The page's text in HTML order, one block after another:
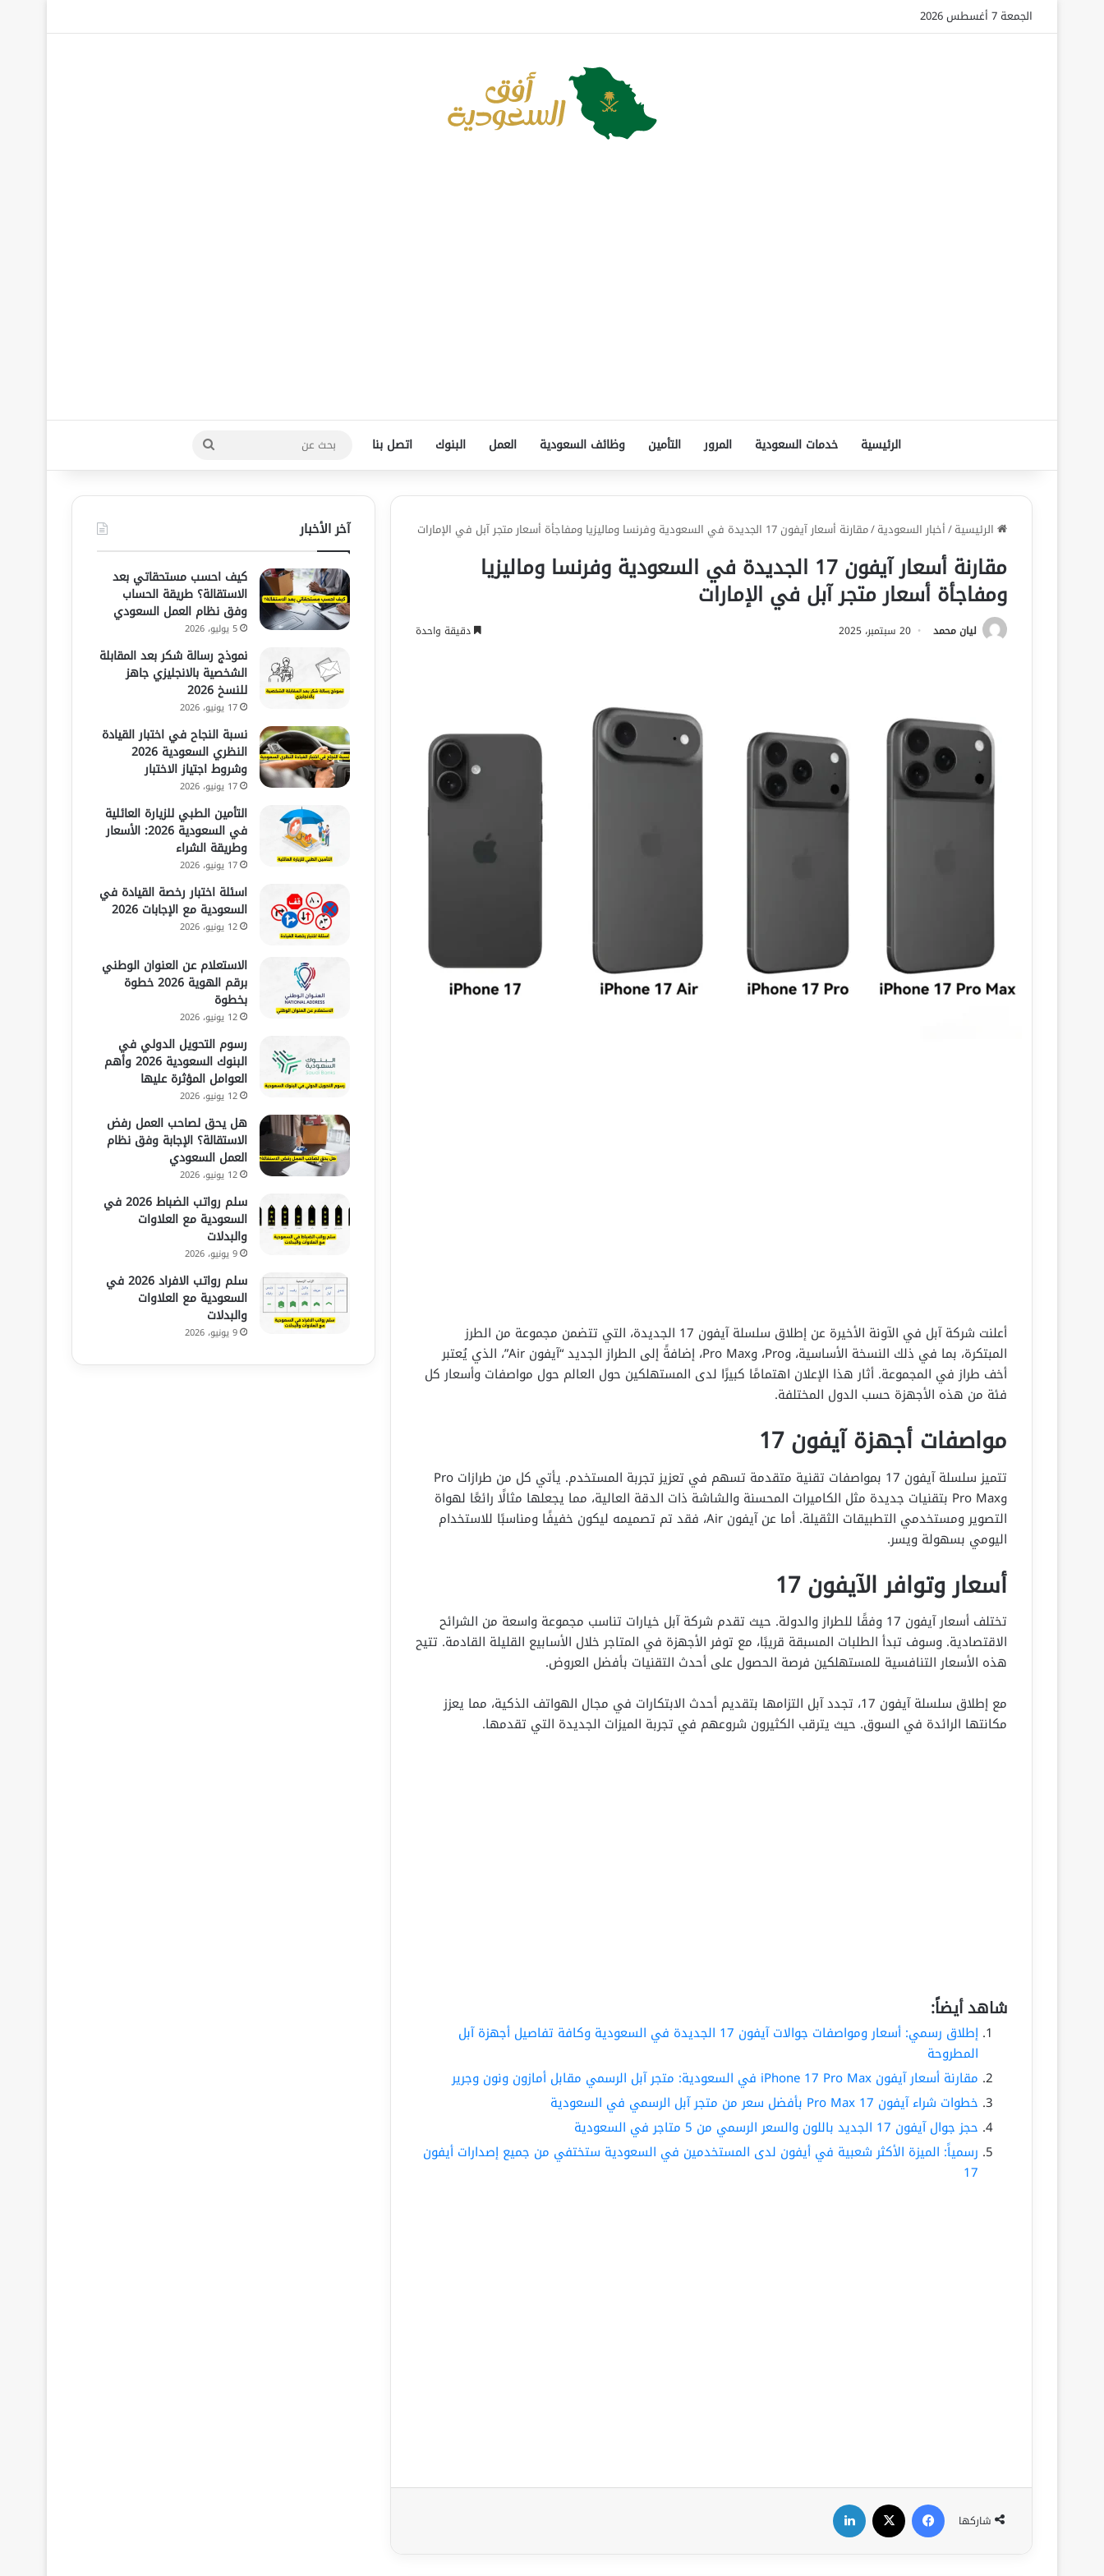
الجمعة 7 أغسطس 2026
الرئيسية خدمات السعودية المرور التأمين وظائف السعودية العمل البنوك اتصل بنا
بحث
عن
الرئيسية/أخبار السعودية/مقارنة أسعار آيفون 17 الجديدة في السعودية وفرنسا وماليزيا ومفاجأة أسعار متجر آبل في الإمارات
مقارنة أسعار آيفون 17 الجديدة في السعودية وفرنسا وماليزيا
ومفاجأة أسعار متجر آبل في الإمارات
ليان محمد 20 سبتمبر، 2025 دقيقة واحدة
أعلنت شركة آبل في الآونة الأخيرة عن إطلاق سلسلة آيفون 17 الجديدة، التي تتضمن مجموعة من الطرز
المبتكرة، بما في ذلك النسخة الأساسية، وPro، وPro Max، إضافةً إلى الطراز الجديد “آيفون Air”، الذي يُعتبر
أخف طراز في المجموعة. أثار هذا الإعلان اهتمامًا كبيرًا لدى المستهلكين حول العالم حول مواصفات وأسعار كل
فئة من هذه الأجهزة حسب الدول المختلفة.
مواصفات أجهزة آيفون 17
تتميز سلسلة آيفون 17 بمواصفات تقنية متقدمة تسهم في تعزيز تجربة المستخدم. يأتي كل من طرازات Pro
وPro Max بتقنيات جديدة مثل الكاميرات المحسنة والشاشة ذات الدقة العالية، مما يجعلها مثالًا رائعًا لهواة
التصوير ومستخدمي التطبيقات الثقيلة. أما عن آيفون Air، فقد تم تصميمه ليكون خفيفًا ومناسبًا للاستخدام
اليومي بسهولة ويسر.
أسعار وتوافر الآيفون 17
تختلف أسعار آيفون 17 وفقًا للطراز والدولة. حيث تقدم شركة آبل خيارات تناسب مجموعة واسعة من الشرائح
الاقتصادية. وسوف تبدأ الطلبات المسبقة قريبًا، مع توفر الأجهزة في المتاجر خلال الأسابيع القليلة القادمة. تتيح
هذه الأسعار التنافسية للمستهلكين فرصة الحصول على أحدث التقنيات بأفضل العروض.
مع إطلاق سلسلة آيفون 17، تجدد آبل التزامها بتقديم أحدث الابتكارات في مجال الهواتف الذكية، مما يعزز
مكانتها الرائدة في السوق. حيث يترقب الكثيرون شروعهم في تجربة الميزات الجديدة التي تقدمها.
شاهد أيضاً:
إطلاق رسمي: أسعار ومواصفات جوالات آيفون 17 الجديدة في السعودية وكافة تفاصيل أجهزة آبل
المطروحة
مقارنة أسعار آيفون iPhone 17 Pro Max في السعودية: متجر آبل الرسمي مقابل أمازون ونون وجرير
خطوات شراء آيفون 17 Pro Max بأفضل سعر من متجر آبل الرسمي في السعودية
حجز جوال آيفون 17 الجديد باللون والسعر الرسمي من 5 متاجر في السعودية
رسمياً: الميزة الأكثر شعبية في أيفون لدى المستخدمين في السعودية ستختفي من جميع إصدارات أيفون
17
شاركها
فيسبوك
آخر الأخبار
كيف احسب مستحقاتي بعد
الاستقالة؟ طريقة الحساب
وفق نظام العمل السعودي
5 يوليو، 2026
نموذج رسالة شكر بعد المقابلة
الشخصية بالانجليزي جاهز
للنسخ 2026
17 يونيو، 2026
نسبة النجاح في اختبار القيادة
النظري السعودية 2026
وشروط اجتياز الاختبار
17 يونيو، 2026
التأمين الطبي للزيارة العائلية
في السعودية 2026: الأسعار
وطريقة الشراء
17 يونيو، 2026
اسئلة اختبار رخصة القيادة في
السعودية مع الإجابات 2026
12 يونيو، 2026
الاستعلام عن العنوان الوطني
برقم الهوية 2026 خطوة
بخطوة
12 يونيو، 2026
رسوم التحويل الدولي في
البنوك السعودية 2026 وأهم
العوامل المؤثرة عليها
12 يونيو، 2026
هل يحق لصاحب العمل رفض
الاستقالة؟ الإجابة وفق نظام
العمل السعودي
12 يونيو، 2026
سلم رواتب الضباط 2026 في
السعودية مع العلاوات
والبدلات
9 يونيو، 2026
سلم رواتب الافراد 2026 في
السعودية مع العلاوات
والبدلات
9 يونيو، 2026